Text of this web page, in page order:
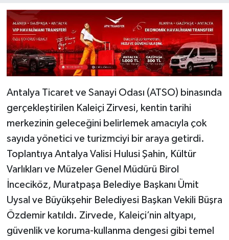
Antalya Ticaret ve Sanayi Odası (ATSO) binasında
gerçekleştirilen Kaleiçi Zirvesi, kentin tarihi
merkezinin geleceğini belirlemek amacıyla çok
sayıda yönetici ve turizmciyi bir araya getirdi.
Toplantıya Antalya Valisi Hulusi Şahin, Kültür
Varlıkları ve Müzeler Genel Müdürü Birol
İnceciköz, Muratpaşa Belediye Başkanı Ümit
Uysal ve Büyükşehir Belediyesi Başkan Vekili Büşra
Özdemir katıldı. Zirvede, Kaleiçi’nin altyapı,
güvenlik ve koruma-kullanma dengesi gibi temel